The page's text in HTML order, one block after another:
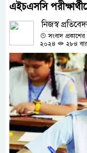
এইচএসসি
নিজস্ব
সংবাদ
২০২৪
২৮৪